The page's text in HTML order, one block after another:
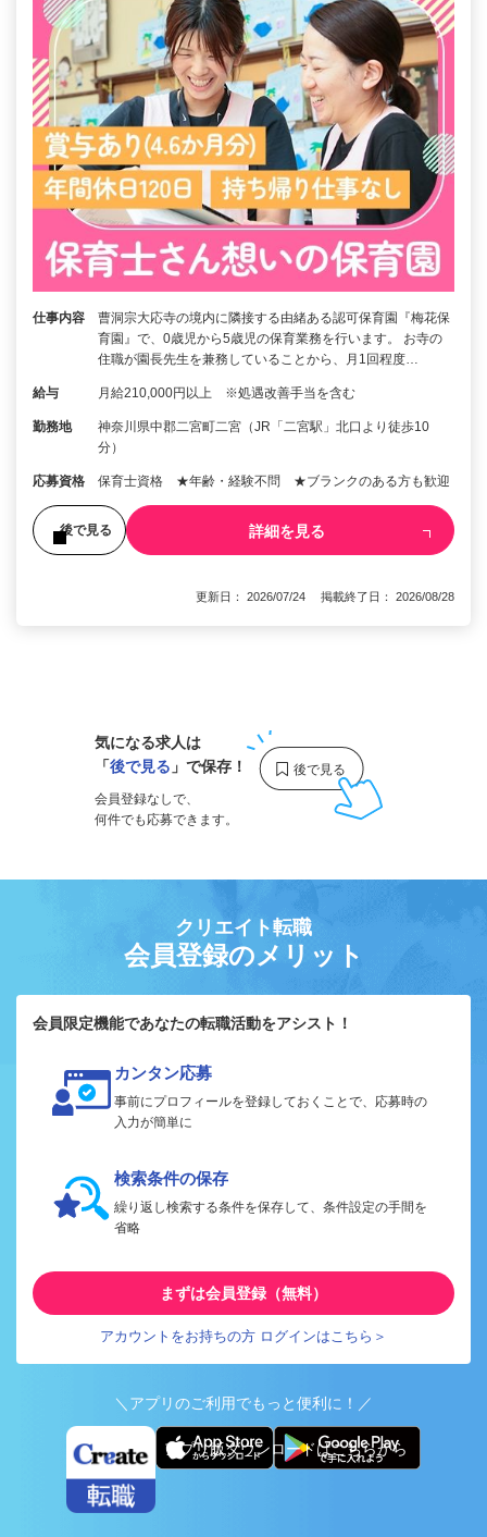
仕事内容
曹洞宗大応寺の境内に隣接する由緒ある認可保育園『梅花保
育園』で、0歳児から5歳児の保育業務を行います。 お寺の
住職が園長先生を兼務していることから、月1回程度…
給与 月給210,000円以上 ※処遇改善手当を含む
勤務地
神奈川県中郡二宮町二宮（JR「二宮駅」北口より徒歩10
分）
応募資格 保育士資格 ★年齢・経験不問 ★ブランクのある方も歓迎
後で見る 詳細を見る
更新日： 2026/07/24 掲載終了日： 2026/08/28
気になる求人は
「後で見る 」で保存！
会員登録なしで、
何件でも応募できます。
クリエイト転職
会員登録のメリット
会員限定機能であなたの転職活動をアシスト！
カンタン応募
事前にプロフィールを登録しておくことで、応募時の
入力が簡単に
検索条件の保存
繰り返し検索する条件を保存して、条件設定の手間を
省略
まずは会員登録（無料）
アカウントをお持ちの方 ログインはこちら＞
＼アプリのご利用でもっと便利に！／
アプリ版ダウンロードはこちらから